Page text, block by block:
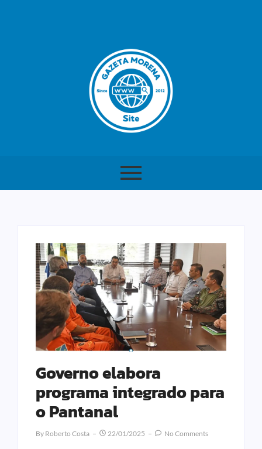
Governo elabora
programa integrado para
o Pantanal
By Roberto Costa 22/01/2025 No Comments